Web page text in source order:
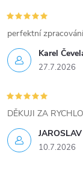
v
ý
p
i
s
u
Karel
27.7.2026
perfektní
10.7.2026
DĚKUJI ZA